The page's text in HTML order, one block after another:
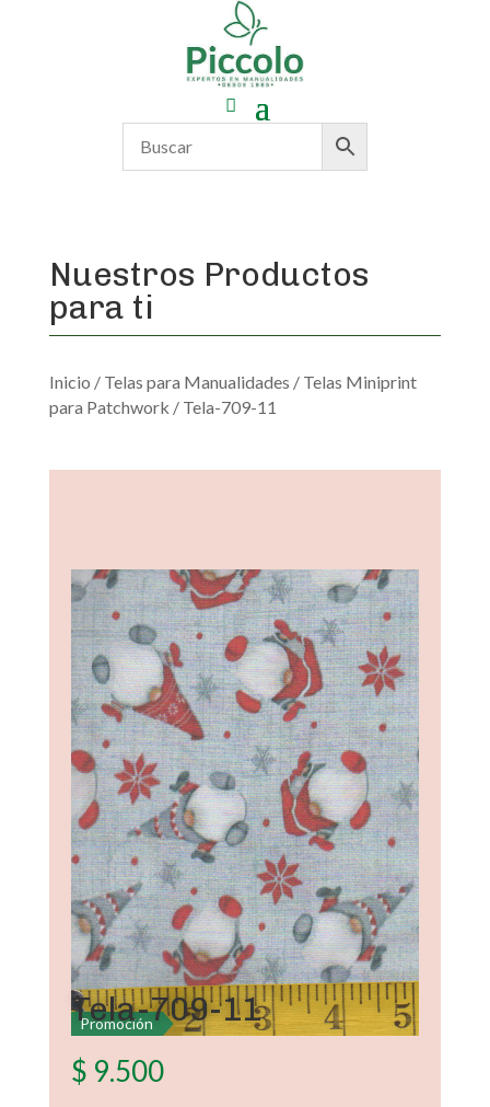
Nuestros Productos
para ti
Inicio / Telas para Manualidades / Telas Miniprint
para Patchwork / Tela-709-11
Promoción
Tela-709-11
$ 9.500